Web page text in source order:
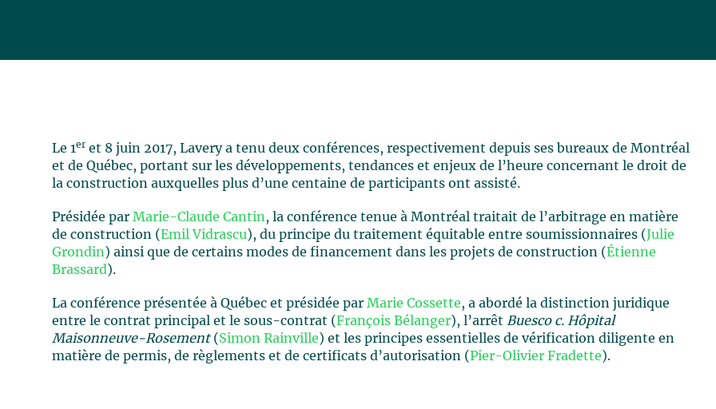
Le 1er et 8 juin 2017, Lavery a tenu deux conférences, respectivement depuis ses bureaux de Montréal
et de Québec, portant sur les développements, tendances et enjeux de l’heure concernant le droit de
la construction auxquelles plus d’une centaine de participants ont assisté.
Présidée par Marie-Claude Cantin, la conférence tenue à Montréal traitait de l’arbitrage en matière
de construction ( Emil Vidrascu), du principe du traitement équitable entre soumissionnaires ( Julie
Grondin ) ainsi que de certains modes de financement dans les projets de construction ( Étienne
Brassard ).
La conférence présentée à Québec et présidée par Marie Cossette, a abordé la distinction juridique
entre le contrat principal et le sous-contrat ( François Bélanger), l’arrêt Buesco c. Hôpital
Maisonneuve-Rosement( Simon Rainville) et les principes essentielles de vérification diligente en
matière de permis, de règlements et de certificats d’autorisation ( Pier-Olivier Fradette).